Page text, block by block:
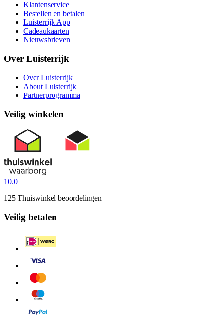
Klantenservice
Bestellen en betalen
Luisterrijk App
Cadeaukaarten
Nieuwsbrieven
Over Luisterrijk
Over Luisterrijk
About Luisterrijk
Partnerprogramma
Veilig winkelen
10.0
125 Thuiswinkel beoordelingen
Veilig betalen